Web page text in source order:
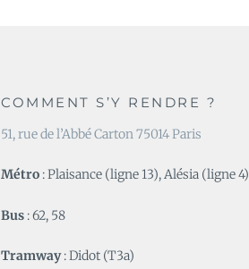
COMMENT S’Y RENDRE ?
51, rue de l’Abbé Carton 75014 Paris
Métro : Plaisance (ligne 13), Alésia (ligne 4)
Bus : 62, 58
Tramway: Didot (T3a)